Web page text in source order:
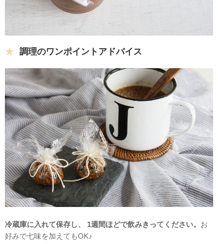
調理のワンポイントアドバイス
冷蔵庫に入れて保存し、 1週間ほどで飲みきってください。 お
好みで七味を加えてもOK♪